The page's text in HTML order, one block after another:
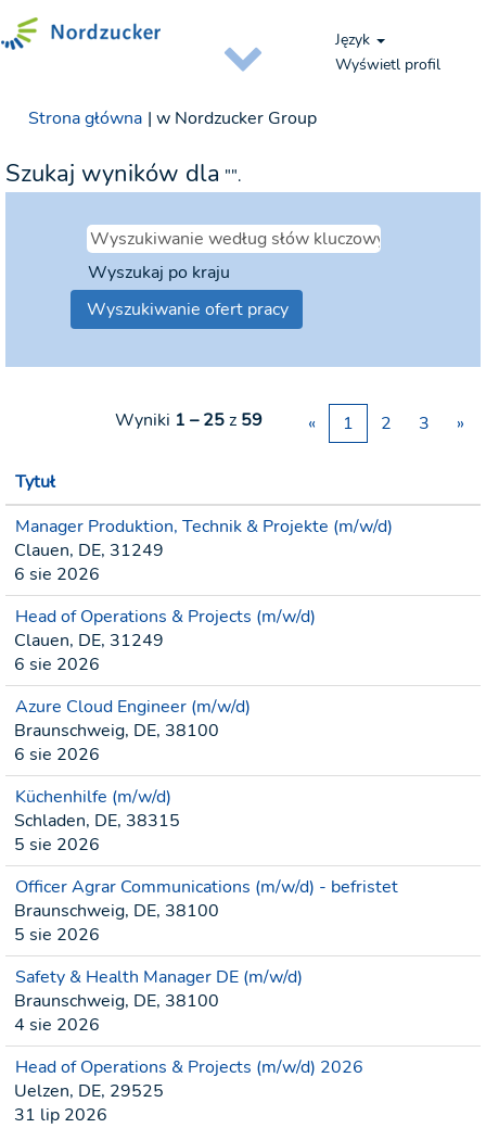
Język
Wyświetl profil
Strona główna | w Nordzucker Group(bieżąca
Szukaj wyników dla "".
Wyszukaj po kraju
Wyniki 1 – 25z 59 « 1 2 3 »
Tytuł
Manager Produktion, Technik & Projekte (m/w/d)
Clauen, DE, 31249
6 sie 2026
Head of Operations & Projects (m/w/d)
Clauen, DE, 31249
6 sie 2026
Azure Cloud Engineer (m/w/d)
Braunschweig, DE, 38100
6 sie 2026
Küchenhilfe (m/w/d)
Schladen, DE, 38315
5 sie 2026
Officer Agrar Communications (m/w/d) - befristet
Braunschweig, DE, 38100
5 sie 2026
Safety & Health Manager DE (m/w/d)
Braunschweig, DE, 38100
4 sie 2026
Head of Operations & Projects (m/w/d) 2026
Uelzen, DE, 29525
31 lip 2026